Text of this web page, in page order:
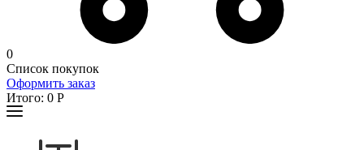
0
Список покупок
Оформить заказ
Итого: 0 Р